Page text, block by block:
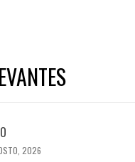
2026